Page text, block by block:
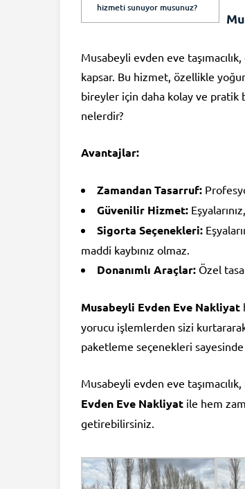
hizmeti sunuyor musunuz?
Musabeyli evden eve
kapsar. Bu hizmet, özellikle
bireyler için daha kolay ve pratik
nelerdir?
Avantajlar:
Zamandan Tasarruf:
Güvenilir Hizmet:
Sigorta Seçenekleri:
maddi kaybınız olmaz.
Donanımlı Araçlar: Özel
Musabeyli Evden Eve Nakliyat
yorucu işlemlerden sizi
paketleme seçenekleri sayesinde
Musabeyli evden eve
Evden Eve Nakliyat ile hem
getirebilirsiniz.